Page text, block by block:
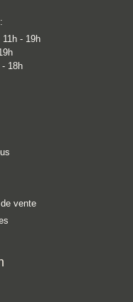
- 19h
- 18h
vente